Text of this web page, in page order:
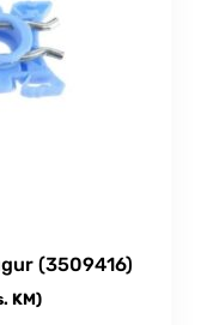
(3509416)
KM)